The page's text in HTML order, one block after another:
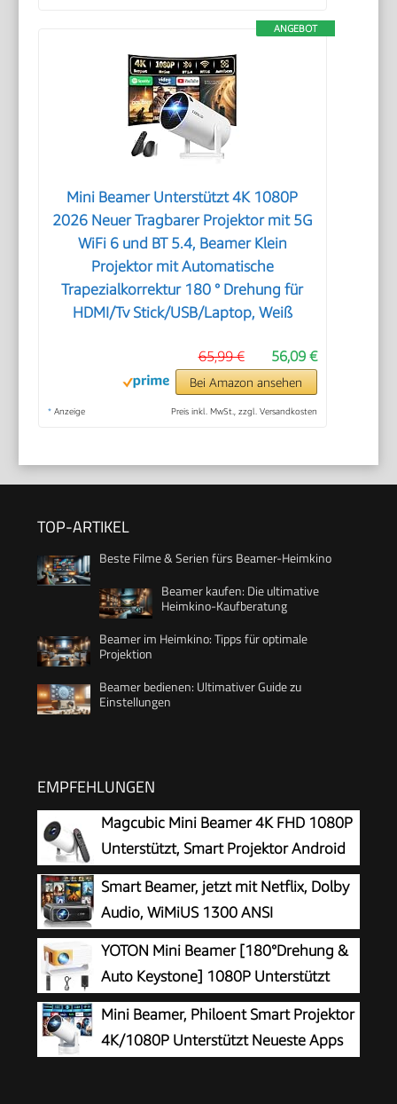
ANGEBOT
Mini Beamer Unterstützt 4K 1080P
2026 Neuer Tragbarer Projektor mit 5G
WiFi 6 und BT 5.4, Beamer Klein
Projektor mit Automatische
Trapezialkorrektur 180 ° Drehung für
HDMI/Tv Stick/USB/Laptop, Weiß
56,09 €
65,99 €
Bei Amazon ansehen
* Anzeige Preis inkl. MwSt., zzgl. Versandkosten
TOP-ARTIKEL
Beste Filme & Serien fürs Beamer-Heimkino
Beamer kaufen: Die ultimative
Heimkino-Kaufberatung
Beamer im Heimkino: Tipps für optimale
Projektion
Beamer bedienen: Ultimativer Guide zu
Einstellungen
EMPFEHLUNGEN
Magcubic Mini Beamer 4K FHD 1080P
Unterstützt, Smart Projektor Android
14
Smart Beamer, jetzt mit Netflix, Dolby
Audio, WiMiUS 1300 ANSI
Autofokus/6D Trapezkorrektur Led
Beamer 4K Heimkino Unterstützt, WiFi
Bluetooth Full HD 1080P Outdoor
Deckenmontage Projektor für Handy
YOTON Mini Beamer [180°Drehung &
Auto Keystone] 1080P Unterstützt
15000L
Mini Beamer, Philoent Smart Projektor
4K/1080P Unterstützt Neueste Apps